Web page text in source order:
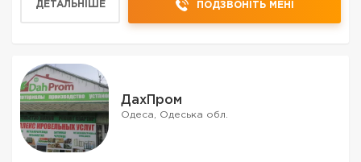
ДЕТАЛЬНІШЕ ПОДЗВОНІТЬ МЕНІ
ДахПром
Одеса, Одеська обл.